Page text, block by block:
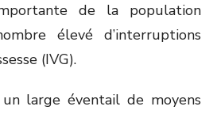
de la population
élevé d’interruptions
(IVG).
large éventail de moyens